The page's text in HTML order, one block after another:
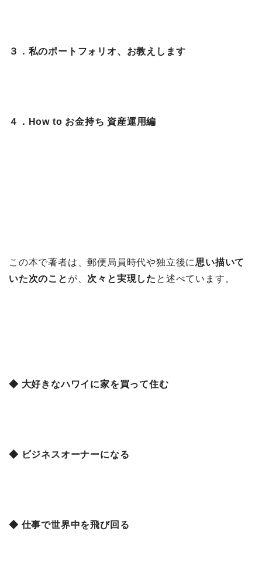
３．私のポートフォリオ、お教えします
４．How to お金持ち 資産運用編
この本で著者は、郵便局員時代や独立後に思い描いて
いた次のこと が、 次々と実現した と述べています。
◆ 大好きなハワイに家を買って住む
◆ ビジネスオーナーになる
◆ 仕事で世界中を飛び回る